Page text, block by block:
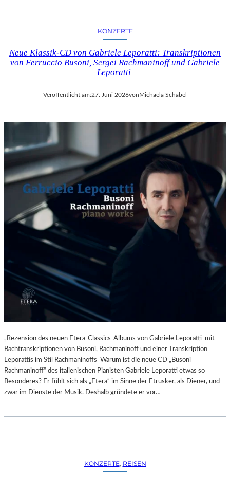
KONZERTE
Neue Klassik-CD von Gabriele Leporatti: Transkriptionen
von Ferruccio Busoni, Sergei Rachmaninoff und Gabriele
Leporatti
Veröffentlicht am:27. Juni 2026vonMichaela Schabel
„Rezension des neuen Etera-Classics-Albums von Gabriele Leporatti mit
Bachtranskriptionen von Busoni, Rachmaninoff und einer Transkription
Leporattis im Stil Rachmaninoffs Warum ist die neue CD „Busoni
Rachmaninoff“ des italienischen Pianisten Gabriele Leporatti etwas so
Besonderes? Er fühlt sich als „Etera“ im Sinne der Etrusker, als Diener, und
zwar im Dienste der Musik. Deshalb gründete er vor…
KONZERTE, REISEN